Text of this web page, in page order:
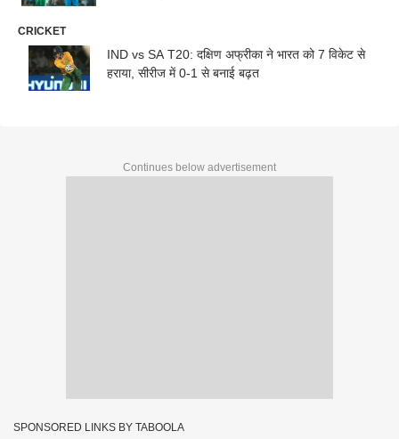
CRICKET
IND vs SA T20: दक्षिण अफ्रीका ने भारत को 7 विकेट से
हराया, सीरीज में 0-1 से बनाई बढ़त
Continues below advertisement
SPONSORED LINKS BY TABOOLA